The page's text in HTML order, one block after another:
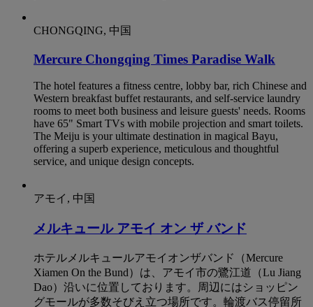
CHONGQING, 中国
Mercure Chongqing Times Paradise Walk
The hotel features a fitness centre, lobby bar, rich Chinese and
Western breakfast buffet restaurants, and self-service laundry
rooms to meet both business and leisure guests' needs. Rooms
have 65" Smart TVs with mobile projection and smart toilets.
The Meiju is your ultimate destination in magical Bayu,
offering a superb experience, meticulous and thoughtful
service, and unique design concepts.
アモイ, 中国
メルキュール アモイ オン ザ バンド
ホテルメルキュールアモイオンザバンド（Mercure
Xiamen On the Bund）は、アモイ市の鷺江道（Lu Jiang
Dao）沿いに位置しております。周辺にはショッピン
グモールが多数そびえ立つ場所です。輪渡バス停留所